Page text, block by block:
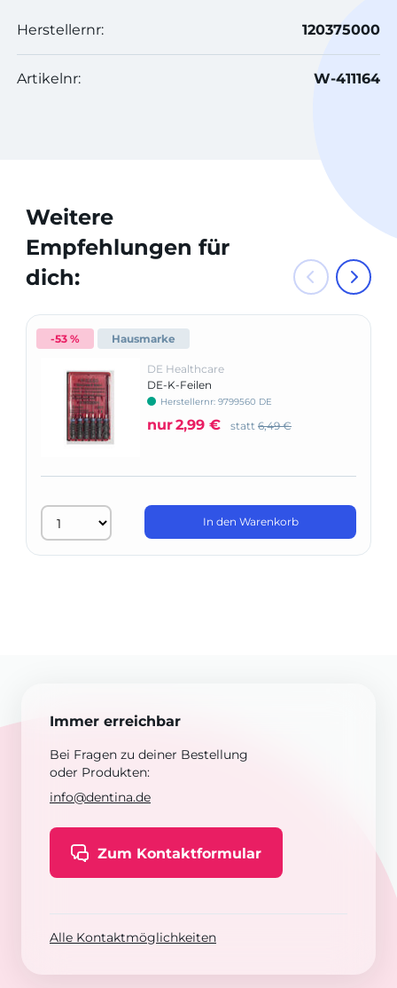
Herstellernr: 120375000
Artikelnr: W-411164
Weitere
Empfehlungen für
dich:
-53 % Hausmarke
DE Healthcare
DE-K-Feilen
Herstellernr: 9799560 DE
nur2,99 € statt 6,49 €
In den Warenkorb
Immer erreichbar
Bei Fragen zu deiner Bestellung
oder Produkten:
info@dentina.de
Zum Kontaktformular
Alle Kontaktmöglichkeiten